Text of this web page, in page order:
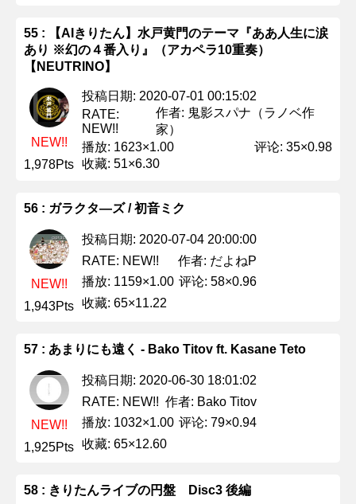
55 : 【AIきりたん】水戸黄門のテーマ『ああ人生に涙
あり ※幻の４番入り』（アカペラ10重奏）
【NEUTRINO】
NEW!!
1,978Pts
投稿日期: 2020-07-01 00:15:02
RATE:
NEW!!
作者: 鬼影スパナ（ラノベ作
家）
播放: 1623×1.00
评论: 35×0.98
收藏: 51×6.30
56 : ガラクタ―ズ / 初音ミク
NEW!!
1,943Pts
投稿日期: 2020-07-04 20:00:00
RATE: NEW!!
作者: だよねP
播放: 1159×1.00 评论: 58×0.96
收藏: 65×11.22
57 : あまりにも遠く - Bako Titov ft. Kasane Teto
NEW!!
1,925Pts
投稿日期: 2020-06-30 18:01:02
RATE: NEW!! 作者: Bako Titov
播放: 1032×1.00 评论: 79×0.94
收藏: 65×12.60
58 : きりたんライブの円盤 Disc3 後編